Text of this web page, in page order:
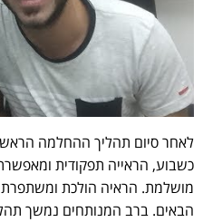
לאחר סיום תהליך ההחלמה
כשבוע, הראייה תפקודית
מושלמת. הראיה הולכת